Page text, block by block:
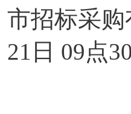
市招标采购
21日 09点